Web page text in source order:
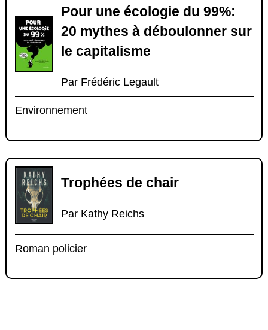
Pour une écologie du 99%:
20 mythes à déboulonner sur
le capitalisme
Par Frédéric Legault
Environnement
Trophées de chair
Par Kathy Reichs
Roman policier